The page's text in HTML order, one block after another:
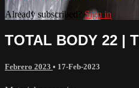
Already subscribed? Sign in
TOTAL BODY 22 |
Febrero 2023 • 17-Feb-2023